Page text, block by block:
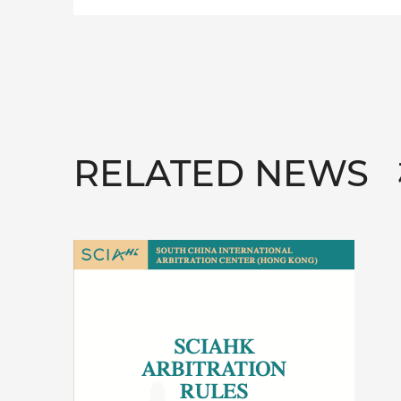
RELATED NEWS